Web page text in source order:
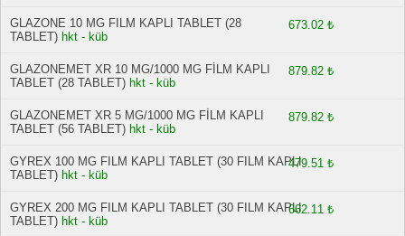
GLAZONE 10 MG FILM KAPLI TABLET (28
TABLET) hkt - küb
673.02 ₺
GLAZONEMET XR 10 MG/1000 MG FİLM KAPLI
TABLET (28 TABLET) hkt - küb
879.82 ₺
GLAZONEMET XR 5 MG/1000 MG FİLM KAPLI
TABLET (56 TABLET) hkt - küb
879.82 ₺
GYREX 100 MG FILM KAPLI TABLET (30 FILM KAPLI
TABLET) hkt - küb
479.51 ₺
GYREX 200 MG FILM KAPLI TABLET (30 FILM KAPLI
TABLET) hkt - küb
662.11 ₺